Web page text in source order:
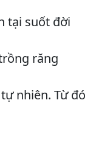
tại suốt đời
răng
nhiên. Từ đó